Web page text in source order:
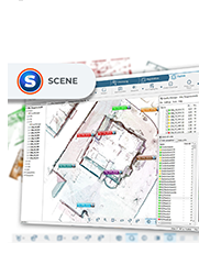
젝
트
스
캔
또
는
포
인